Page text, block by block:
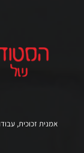
אמנית זכוכית,